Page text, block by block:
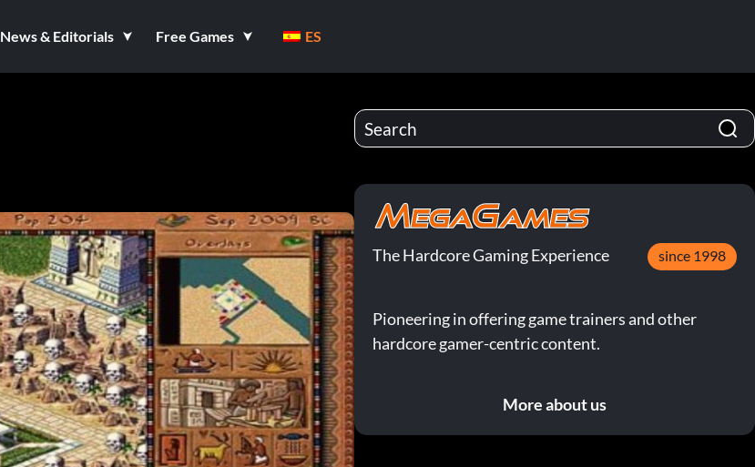
News & Editorials Free Games ES
The Hardcore Gaming Experience since 1998
Pioneering in offering game trainers and other
hardcore gamer-centric content.
More about us